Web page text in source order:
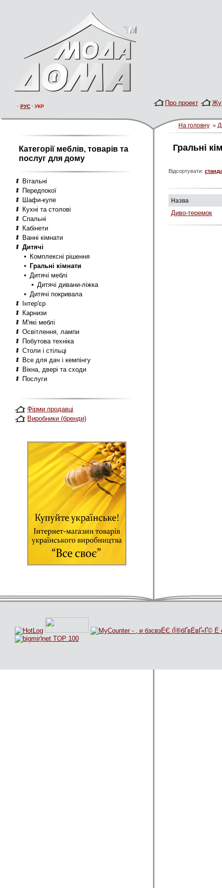
· РУС · УКР Про проект
На головну »
Категорії меблів, товарів та
послуг для дому
Вітальні
Передпокої
Шафи-купе
Кухні та столові
Спальні
Кабінети
Ванні кімнати
Дитячі
Комплексні рішення
Гральнi кімнати
Дитячі меблі
Дитячі дивани-ліжка
Дитячі покривала
Інтер'єр
Карнизи
М'які меблі
Освітлення, лампи
Побутова техніка
Столи і стільці
Все для дач і кемпінгу
Вікна, двері та сходи
Послуги
Фірми продавці
Виробники (бренди)
Гральнi
Відсортувати:
Назва
Диво-теремок